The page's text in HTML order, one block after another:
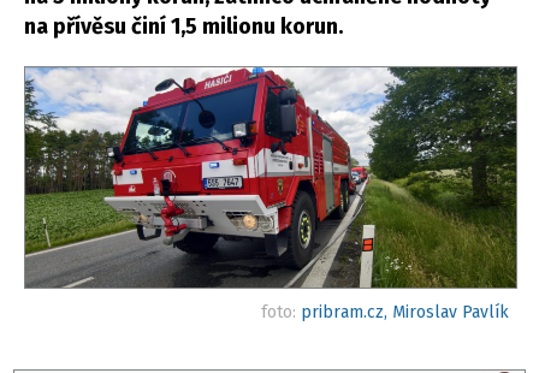
na přívěsu činí 1,5 milionu korun.
foto: pribram.cz, Miroslav Pavlík